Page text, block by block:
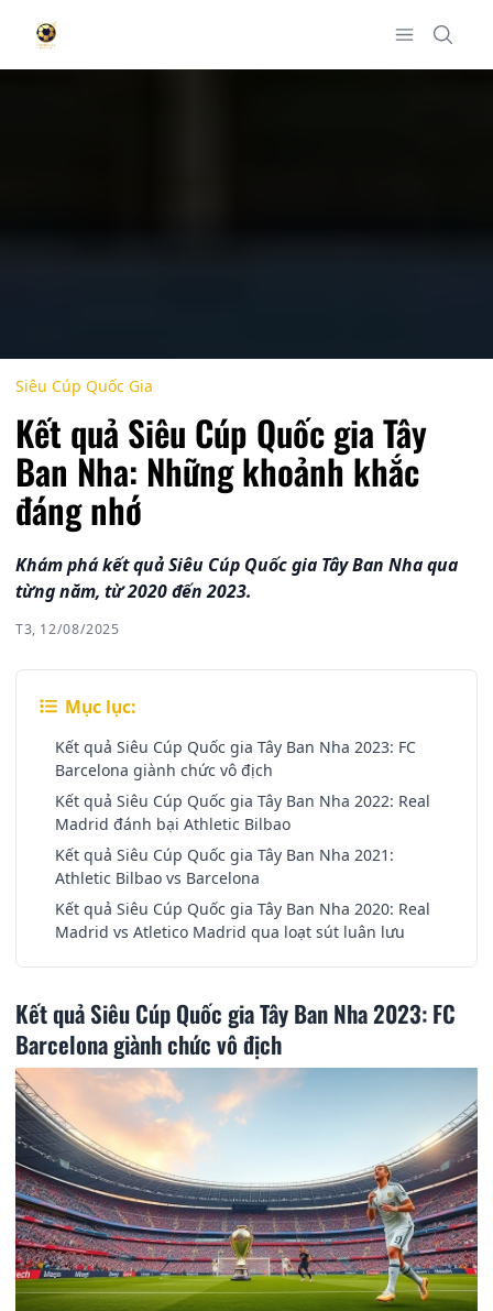
Siêu Cúp Quốc Gia
Kết quả Siêu Cúp Quốc gia Tây
Ban Nha: Những khoảnh khắc
đáng nhớ
Khám phá kết quả Siêu Cúp Quốc gia Tây Ban Nha qua
từng năm, từ 2020 đến 2023.
T3, 12/08/2025
Mục lục:
Kết quả Siêu Cúp Quốc gia Tây Ban Nha 2023: FC
Barcelona giành chức vô địch
Kết quả Siêu Cúp Quốc gia Tây Ban Nha 2022: Real
Madrid đánh bại Athletic Bilbao
Kết quả Siêu Cúp Quốc gia Tây Ban Nha 2021:
Athletic Bilbao vs Barcelona
Kết quả Siêu Cúp Quốc gia Tây Ban Nha 2020: Real
Madrid vs Atletico Madrid qua loạt sút luân lưu
Kết quả Siêu Cúp Quốc gia Tây Ban Nha 2023: FC
Barcelona giành chức vô địch